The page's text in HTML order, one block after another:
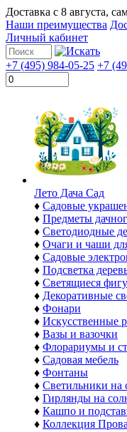
Доставка с 8 августа,
Наши преимущества
Личный кабинет
+7 (495) 984-05-25 +7
Лето Дача Сад
♦ Садовые
♦ Предметы
♦ Светодиодные
♦ Очаги и чаши
♦ Садовые
♦ Подсветка
♦ Светящиеся
♦ Декоративные
♦ Фонари
♦ Искусственные
♦ Вазы и вазочки
♦ Флорариумы и
♦ Садовая мебель
♦ Фонтаны
♦ Светильники на
♦ Гирлянды на
♦ Кашпо и
♦ Коллекция